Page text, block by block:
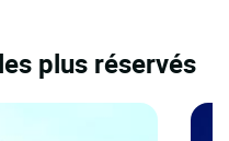
plus réservés